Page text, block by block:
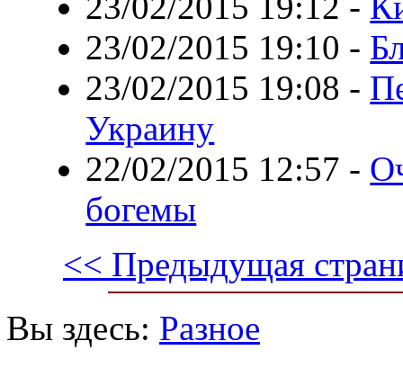
23/02/2015 19:10 -
23/02/2015 19:08 -
Украину
22/02/2015 12:57 -
богемы
<< Предыдущая
Вы здесь: Разное